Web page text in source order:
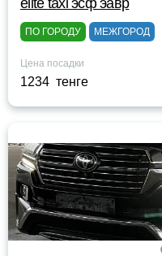
elite taxi эсф эавр
ПО ГОРОДУ МЕЖГОРОД
Цена посадки
1234 тенге